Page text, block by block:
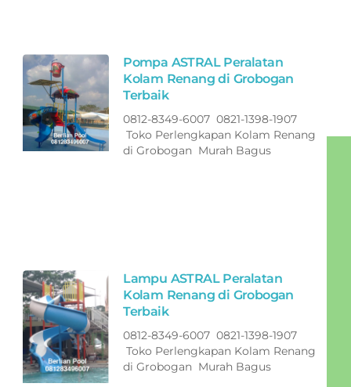
Pompa ASTRAL Peralatan
Kolam Renang di Grobogan
Terbaik
0812-8349-6007 0821-1398-1907
Toko Perlengkapan Kolam Renang
di Grobogan Murah Bagus
Lampu ASTRAL Peralatan
Kolam Renang di Grobogan
Terbaik
0812-8349-6007 0821-1398-1907
Toko Perlengkapan Kolam Renang
di Grobogan Murah Bagus